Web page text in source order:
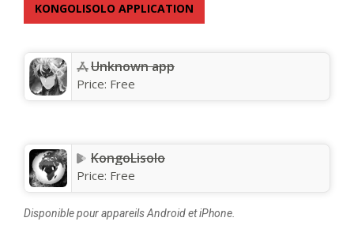
KONGOLISOLO APPLICATION
Unknown app
Price: Free
KongoLisolo
Price: Free
Disponible pour appareils Android et iPhone.